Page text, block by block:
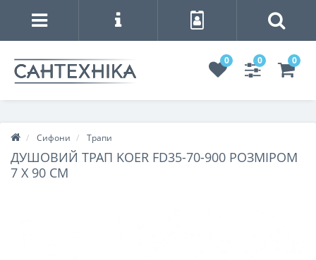
0 0 0
Сифони Трапи
ДУШОВИЙ ТРАП KOER FD35-70-900 РОЗМІРОМ
7 X 90 СМ